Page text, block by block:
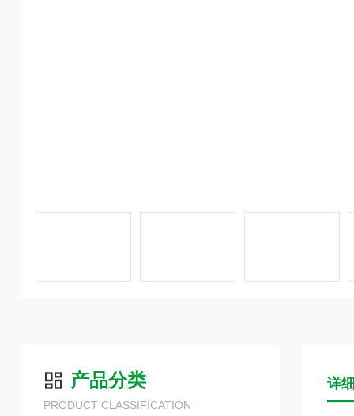
产品分类
PRODUCT CLASSIFICATION
详